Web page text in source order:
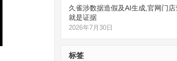
久雀涉数据造假及AI生成,官网门
就是证据
2026年7月30日
标签